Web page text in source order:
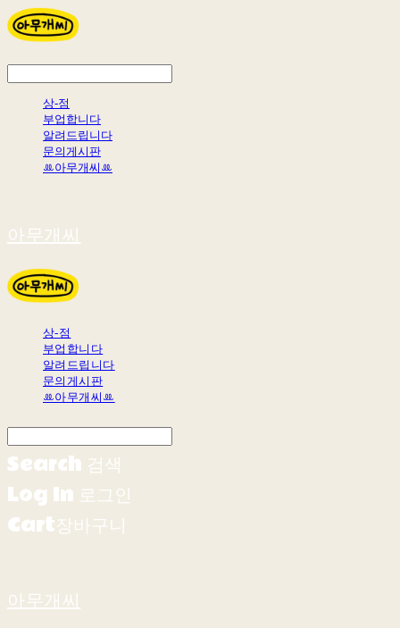
상-점
부업합니다
알려드립니다
문의게시판
ꔛ아무개씨ꔛ
아무개씨
상-점
부업합니다
알려드립니다
문의게시판
ꔛ아무개씨ꔛ
Search 검색
Log In 로그인
Cart장바구니
아무개씨